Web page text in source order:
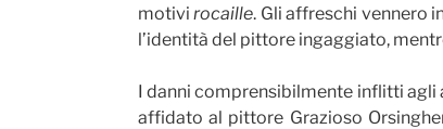
motivirocaille. Gli affreschi vennero
l’identità del pittore ingaggiato,
I danni comprensibilmente inflitti agli
affidato al pittore Grazioso